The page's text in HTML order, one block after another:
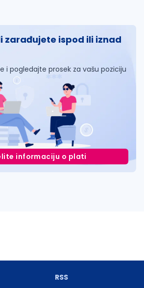
zarađujete ispod ili iznad
i pogledajte prosek za vašu poziciju
informaciju o plati
RSS